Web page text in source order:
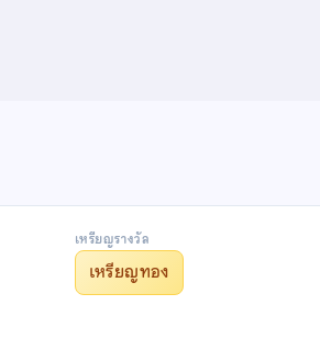
เหรียญรางวัล
เหรียญทอง